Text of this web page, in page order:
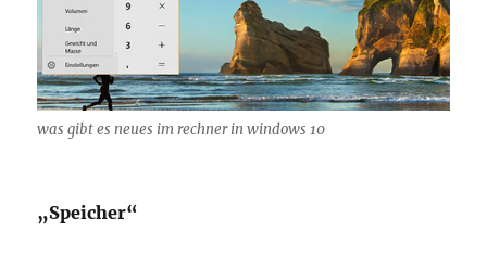
was gibt es neues im rechner in windows 10
„Speicher“